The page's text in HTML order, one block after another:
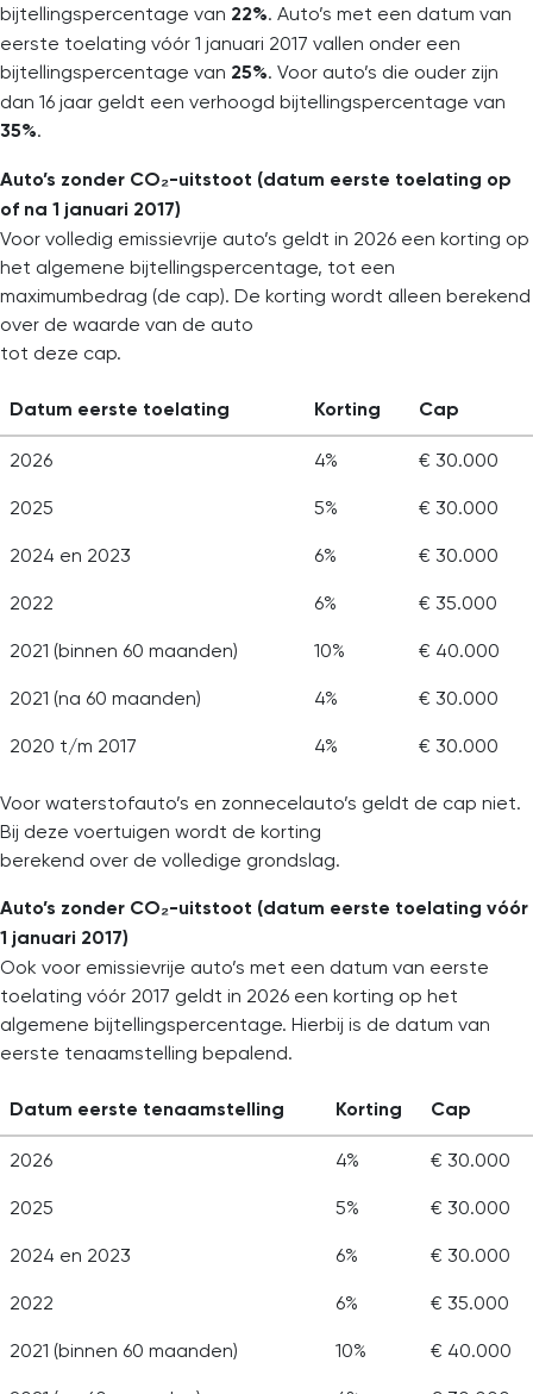
bijtellingspercentage van 22%. Auto’s met een datum van
eerste toelating vóór 1 januari 2017 vallen onder een
bijtellingspercentage van 25%. Voor auto’s die ouder zijn
dan 16 jaar geldt een verhoogd bijtellingspercentage van
35%.
Auto’s zonder CO₂-uitstoot (datum eerste toelating op
of na 1 januari 2017)
Voor volledig emissievrije auto’s geldt in 2026 een korting op
het algemene bijtellingspercentage, tot een
maximumbedrag (de cap). De korting wordt alleen berekend
over de waarde van de auto
tot deze cap.
Datum eerste toelating Korting Cap
2026 4% € 30.000
2025 5% € 30.000
2024 en 2023 6% € 30.000
2022 6% € 35.000
2021 (binnen 60 maanden) 10% € 40.000
2021 (na 60 maanden) 4% € 30.000
2020 t/m 2017 4% € 30.000
Voor waterstofauto’s en zonnecelauto’s geldt de cap niet.
Bij deze voertuigen wordt de korting
berekend over de volledige grondslag.
Auto’s zonder CO₂-uitstoot (datum eerste toelating vóór
1 januari 2017)
Ook voor emissievrije auto’s met een datum van eerste
toelating vóór 2017 geldt in 2026 een korting op het
algemene bijtellingspercentage. Hierbij is de datum van
eerste tenaamstelling bepalend.
Datum eerste tenaamstelling Korting Cap
2026 4% € 30.000
2025 5% € 30.000
2024 en 2023 6% € 30.000
2022 6% € 35.000
2021 (binnen 60 maanden) 10% € 40.000